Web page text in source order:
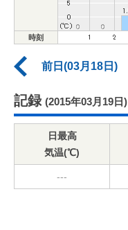
時刻
前日(03月18日)
記録 (2015年03月19日)
日最高
気温(℃)
---